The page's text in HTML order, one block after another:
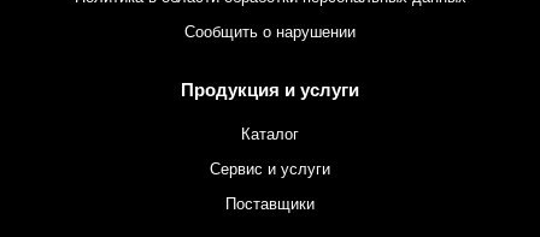
Сообщить о нарушении
Продукция и услуги
Каталог
Сервис и услуги
Поставщики